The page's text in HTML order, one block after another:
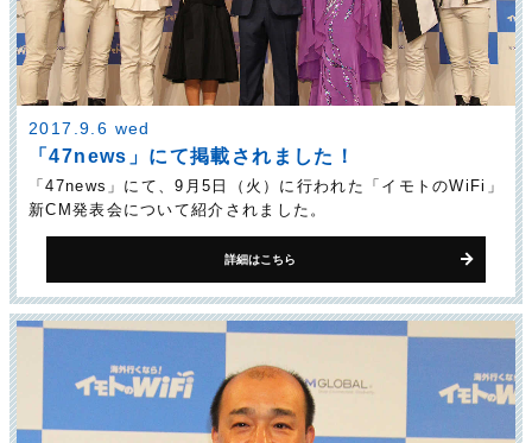
2017.9.6 wed
「47news」にて掲載されました！
「47news」にて、9月5日（火）に行われた「イモトのWiFi」
新CM発表会について紹介されました。
詳細はこちら